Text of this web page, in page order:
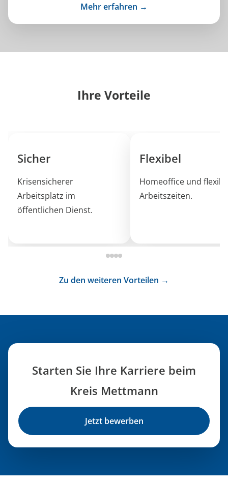
Mehr erfahren →
Ihre Vorteile
Sicher
Krisensicherer
Arbeitsplatz im
öffentlichen Dienst.
Flexibel
Homeoffice und
Arbeitszeiten.
Zu den weiteren Vorteilen →
Starten Sie Ihre Karriere beim
Kreis Mettmann
Jetzt bewerben